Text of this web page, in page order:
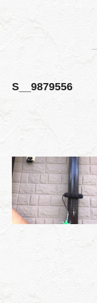
S__9879556